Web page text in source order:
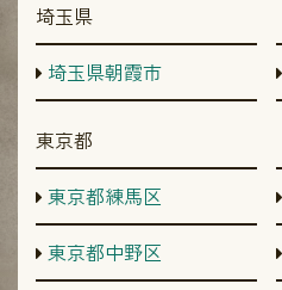
埼玉県
埼玉県朝霞市
東京都
東京都練馬区
東京都中野区